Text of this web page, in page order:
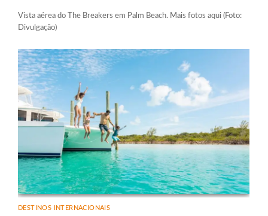
Vista aérea do The Breakers em Palm Beach. Mais fotos aqui (Foto:
Divulgação)
DESTINOS INTERNACIONAIS